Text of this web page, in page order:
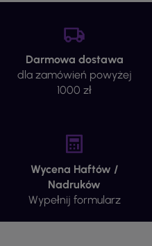
Darmowa dostawa
dla zamówień powyżej
1000 zł
Wycena Haftów /
Nadruków
Wypełnij formularz